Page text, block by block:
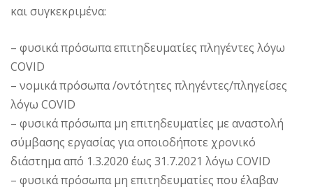
και συγκεκριμένα:
– φυσικά πρόσωπα επιτηδευματίες πληγέντες λόγω
COVID
– νομικά πρόσωπα /οντότητες πληγέντες/πληγείσες
λόγω COVID
– φυσικά πρόσωπα μη επιτηδευματίες με αναστολή
σύμβασης εργασίας για οποιοδήποτε χρονικό
διάστημα από 1.3.2020 έως 31.7.2021 λόγω COVID
– φυσικά πρόσωπα μη επιτηδευματίες που έλαβαν